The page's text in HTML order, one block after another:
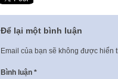
Để lại một bình luận
Email của bạn sẽ không được hiển
Bình luận *